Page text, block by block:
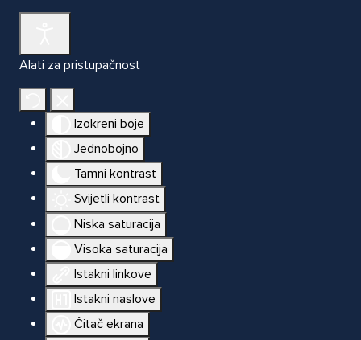
Alati za pristupačnost
Izokreni boje
Jednobojno
Tamni kontrast
Svijetli kontrast
Niska saturacija
Visoka saturacija
Istakni linkove
Istakni naslove
Čitač ekrana